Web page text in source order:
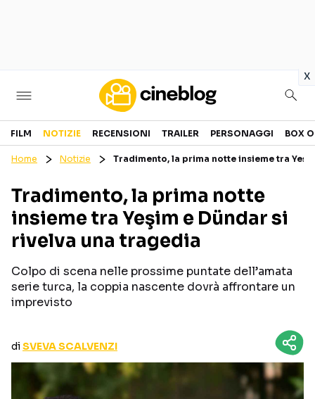
x
Cinema
GENERI
PERSONAGGI
CANALI STREAMING
Categorie
NOTIZIE
RECENSIONI
FILM NOTIZIE RECENSIONI TRAILER PERSONAGGI BOX
Home Notizie Tradimento, la prima notte insieme tra
Tradimento, la prima notte
insieme tra Yeşim e Dündar si
rivelva una tragedia
Colpo di scena nelle prossime puntate dell’amata
serie turca, la coppia nascente dovrà affrontare un
imprevisto
diSVEVA SCALVENZI